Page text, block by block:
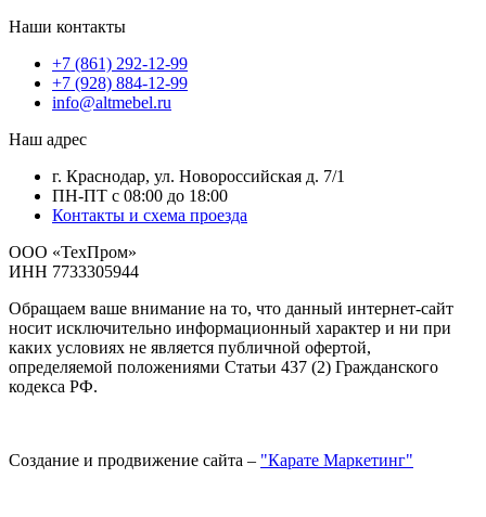
Наши контакты
+7 (861) 292-12-99
+7 (928) 884-12-99
info@altmebel.ru
Наш адрес
г. Краснодар, ул. Новороссийская д. 7/1
ПН-ПТ с 08:00 до 18:00
Контакты и схема проезда
ООО «ТехПром»
ИНН 7733305944
Обращаем ваше внимание на то, что данный интернет-сайт
носит исключительно информационный характер и ни при
каких условиях не является публичной офертой,
определяемой положениями Статьи 437 (2) Гражданского
кодекса РФ.
Создание и продвижение сайта – "Карате Маркетинг"